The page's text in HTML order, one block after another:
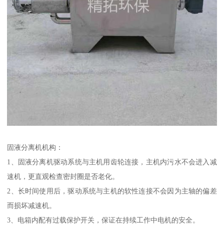
固液分离机机构：
1、固液分离机驱动系统与主机用齿轮连接，主机内污水不会进入减
速机，更直观检查密封圈是否老化。
2、长时间使用后，驱动系统与主机的软性连接不会因为主轴的偏差
而损坏减速机。
3、电箱内配有过载保护开关，保证在持续工作中电机的安全。